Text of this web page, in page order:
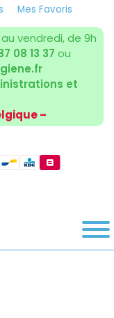
Mes Favoris
vendredi, de 9h
08 13 37 ou
et
–